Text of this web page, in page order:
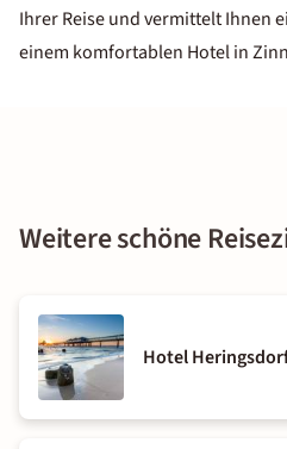
Ihrer Reise und vermittelt Ihnen
einem komfortablen Hotel in
Weitere schöne
Hotel